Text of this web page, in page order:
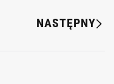
NASTĘPNY